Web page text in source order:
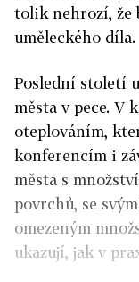
tolik nehrozí, že
uměleckého díla.
Poslední století
města v pece. V
oteplováním,
konferencím i
města s
povrchů, se
omezeným
ukazují, jak v